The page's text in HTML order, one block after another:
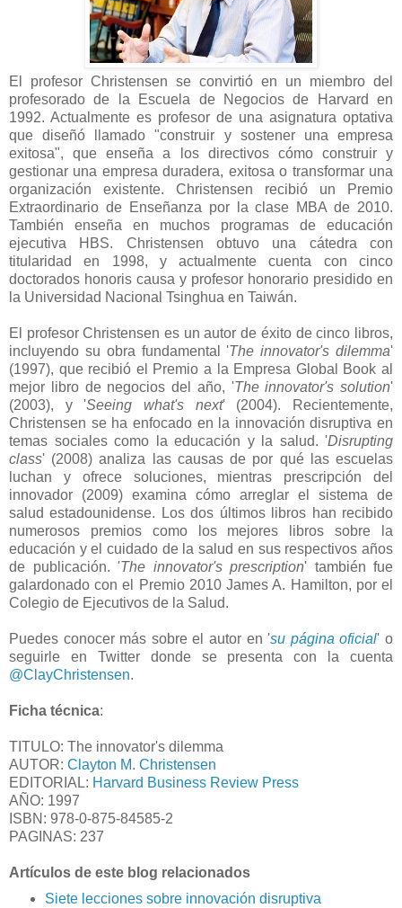
El profesor Christensen se convirtió en un miembro del
profesorado de la Escuela de Negocios de Harvard en
1992. Actualmente es profesor de una asignatura optativa
que diseñó llamado "construir y sostener una empresa
exitosa", que enseña a los directivos cómo construir y
gestionar una empresa duradera, exitosa o transformar una
organización existente. Christensen recibió un Premio
Extraordinario de Enseñanza por la clase MBA de 2010.
También enseña en muchos programas de educación
ejecutiva HBS. Christensen obtuvo una cátedra con
titularidad en 1998, y actualmente cuenta con cinco
doctorados honoris causa y profesor honorario presidido en
la Universidad Nacional Tsinghua en Taiwán.
El profesor Christensen es un autor de éxito de cinco libros,
incluyendo su obra fundamental 'The innovator's dilemma'
(1997), que recibió el Premio a la Empresa Global Book al
mejor libro de negocios del año, 'The innovator's solution'
(2003), y 'Seeing what's next' (2004). Recientemente,
Christensen se ha enfocado en la innovación disruptiva en
temas sociales como la educación y la salud. 'Disrupting
class' (2008) analiza las causas de por qué las escuelas
luchan y ofrece soluciones, mientras prescripción del
innovador (2009) examina cómo arreglar el sistema de
salud estadounidense. Los dos últimos libros han recibido
numerosos premios como los mejores libros sobre la
educación y el cuidado de la salud en sus respectivos años
de publicación. 'The innovator's prescription' también fue
galardonado con el Premio 2010 James A. Hamilton, por el
Colegio de Ejecutivos de la Salud.
Puedes conocer más sobre el autor en 'su página oficial' o
seguirle en Twitter donde se presenta con la cuenta
@ClayChristensen.
Ficha técnica:
TITULO: The innovator's dilemma
AUTOR: Clayton M. Christensen
EDITORIAL: Harvard Business Review Press
AÑO: 1997
ISBN: 978-0-875-84585-2
PAGINAS: 237
Artículos de este blog relacionados
Siete lecciones sobre innovación disruptiva